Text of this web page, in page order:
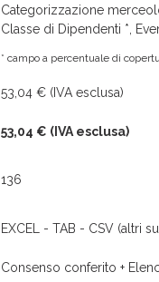
Categorizzazione
Classe di Dipendenti *,
* campo a percentuale di
53,04 € (IVA esclusa)
53,04 € (IVA esclusa)
136
EXCEL - TAB - CSV (altri
Consenso conferito +